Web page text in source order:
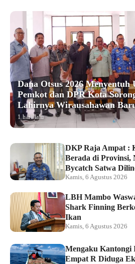
Dana Otsus 2026
Pemkot dan DPR Kota
Lahirnya Wirausahawan
1 hari lalu
DKP Raja Ampat :
Berada di Provinsi,
Bycatch Satwa
Kamis, 6 Agustus 2026
LBH Mambo
Shark Finning
Ikan
Kamis, 6 Agustus 2026
Mengaku Kantongi
Empat R Diduga